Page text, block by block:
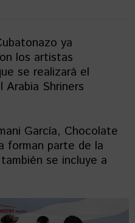
ya
los artistas
se realizará el
Arabia Shriners
García, Chocolate
forman parte de la
se incluye a